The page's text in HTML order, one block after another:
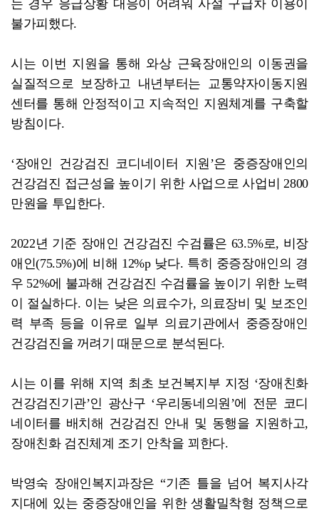
는 경우 응급상황 대응이 어려워 사설 구급차 이용이
불가피했다.
시는 이번 지원을 통해 와상 근육장애인의 이동권을
실질적으로 보장하고 내년부터는 교통약자이동지원
센터를 통해 안정적이고 지속적인 지원체계를 구축할
방침이다.
‘장애인 건강검진 코디네이터 지원’은 중증장애인의
건강검진 접근성을 높이기 위한 사업으로 사업비 2800
만원을 투입한다.
2022년 기준 장애인 건강검진 수검률은 63.5%로, 비장
애인(75.5%)에 비해 12%p 낮다. 특히 중증장애인의 경
우 52%에 불과해 건강검진 수검률을 높이기 위한 노력
이 절실하다. 이는 낮은 의료수가, 의료장비 및 보조인
력 부족 등을 이유로 일부 의료기관에서 중증장애인
건강검진을 꺼려기 때문으로 분석된다.
시는 이를 위해 지역 최초 보건복지부 지정 ‘장애친화
건강검진기관’인 광산구 ‘우리동네의원’에 전문 코디
네이터를 배치해 건강검진 안내 및 동행을 지원하고,
장애친화 검진체계 조기 안착을 꾀한다.
박영숙 장애인복지과장은 “기존 틀을 넘어 복지사각
지대에 있는 중증장애인을 위한 생활밀착형 정책으로